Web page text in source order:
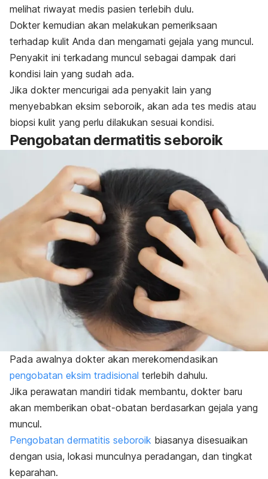
melihat riwayat medis pasien terlebih dulu.
Dokter kemudian akan melakukan pemeriksaan
terhadap kulit Anda dan mengamati gejala yang muncul.
Penyakit ini terkadang muncul sebagai dampak dari
kondisi lain yang sudah ada.
Jika dokter mencurigai ada penyakit lain yang
menyebabkan eksim seboroik, akan ada tes medis atau
biopsi kulit yang perlu dilakukan sesuai kondisi.
Pengobatan dermatitis seboroik
Pada awalnya dokter akan merekomendasikan
pengobatan eksim tradisional terlebih dahulu.
Jika perawatan mandiri tidak membantu, dokter baru
akan memberikan obat-obatan berdasarkan gejala yang
muncul.
Pengobatan dermatitis seboroik biasanya disesuaikan
dengan usia, lokasi munculnya peradangan, dan tingkat
keparahan.